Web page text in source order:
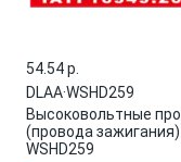
54.54 p.
DLAA·WSHD259
Высоковольтные
(провода зажигания)
WSHD259